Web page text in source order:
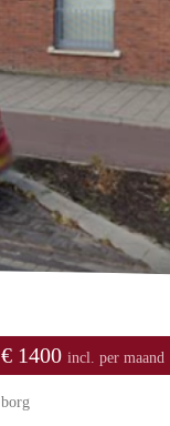
€ 1400 incl. per maand
borg